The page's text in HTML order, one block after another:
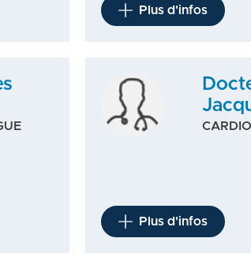
Plus d'infos
Plus d'infos